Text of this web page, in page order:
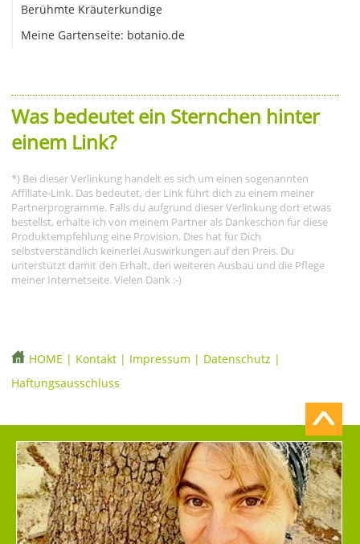
Berühmte Kräuterkundige
Meine Gartenseite: botanio.de
Was bedeutet ein Sternchen hinter
einem Link?
*) Bei dieser Verlinkung handelt es sich um einen sogenannten
Affiliate-Link. Das bedeutet, der Link führt dich zu einem meiner
Partnerprogramme. Falls du aufgrund dieser Verlinkung dort etwas
bestellst, erhalte ich von meinem Partner als Dankeschön für diese
Produktempfehlung eine Provision. Dies hat für Dich
selbstverständlich keinerlei Auswirkungen auf den Preis. Du
unterstützt damit den Erhalt, den weiteren Ausbau und die Pflege
meiner Internetseite. Vielen Dank :-)
HOME | Kontakt | Impressum | Datenschutz |
Haftungsausschluss